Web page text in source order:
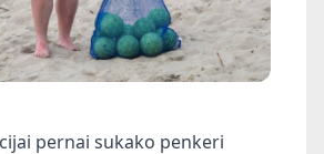
pernai sukako penkeri